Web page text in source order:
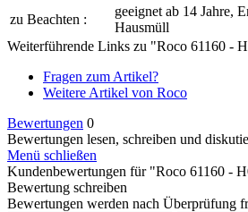
zu Beachten :
geeignet ab 14 Jahre,
Hausmüll
Weiterführende Links zu "Roco 61160 -
Fragen zum Artikel?
Weitere Artikel von Roco
Bewertungen 0
Bewertungen lesen, schreiben und
Menü schließen
Kundenbewertungen für "Roco 61160 -
Bewertung schreiben
Bewertungen werden nach Überprüfung